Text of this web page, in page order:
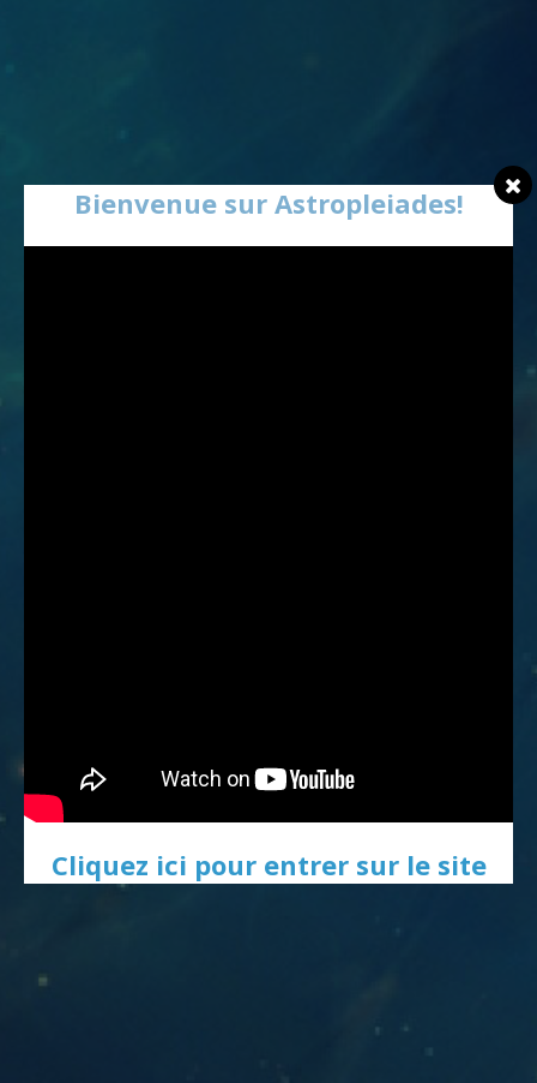
Bienvenue sur Astropleiades!
Cliquez ici pour entrer sur le site